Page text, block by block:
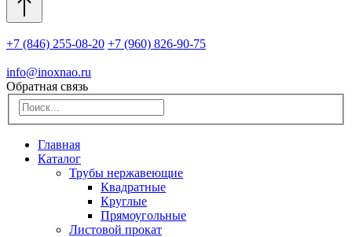
+7 (846) 255-08-20 +7 (960) 826-90-75
info@inoxnao.ru
Обратная связь
Главная
Каталог
Трубы нержавеющие
Квадратные
Круглые
Прямоугольные
Листовой прокат